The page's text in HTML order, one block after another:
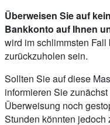
Überweisen Sie auf
Bankkonto auf Ihnen
wird im schlimmsten
zurückzuholen sein.
Sollten Sie auf diese
informieren Sie
Überweisung noch
Stunden könnten jedoch